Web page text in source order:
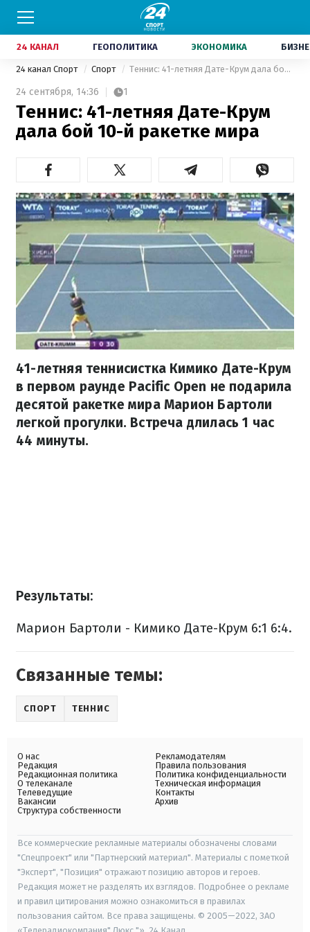
24 КАНАЛ ГЕОПОЛИТИКА ЭКОНОМИКА
24 канал Спорт Спорт Теннис: 41-летняя Дате-Крум дала бой 10-й ракетке мира
24 сентября, 14:36 1
Теннис: 41-летняя Дате-Крум
дала бой 10-й ракетке мира
41-летняя теннисистка Кимико Дате-Крум
в первом раунде Pacific Open не подарила
десятой ракетке мира Марион Бартоли
легкой прогулки. Встреча длилась 1 час
44 минуты.
Результаты:
Марион Бартоли - Кимико Дате-Крум 6:1 6:4.
Связанные темы:
СПОРТ ТЕННИС
О нас
Редакция
Редакционная политика
О телеканале
Телеведущие
Вакансии
Структура собственности
Рекламодателям
Правила пользования
Политика конфиденциальности
Техническая информация
Контакты
Архив
Все коммерческие рекламные материалы обозначены словами
"Спецпроект" или "Партнерский материал". Материалы с пометкой
"Эксперт", "Позиция" отражают позицию авторов и героев.
Редакция может не разделять их взглядов. Подробнее о рекламе
и правил цитирования можно ознакомиться в правилах
пользования сайтом. Все права защищены. © 2005—2022, ЗАО